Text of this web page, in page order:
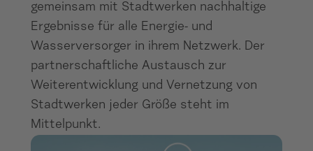
gemeinsam mit Stadtwerken nachhaltige
Ergebnisse für alle Energie- und
Wasserversorger in ihrem Netzwerk. Der
partnerschaftliche Austausch zur
Weiterentwicklung und Vernetzung von
Stadtwerken jeder Größe steht im
Mittelpunkt.